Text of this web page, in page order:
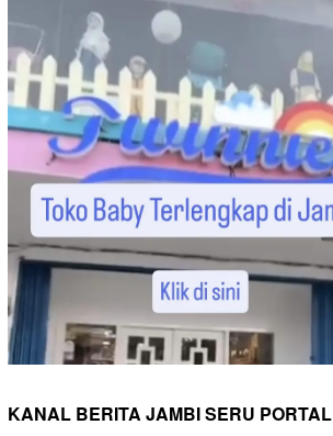
KANAL BERITA JAMBI SERU PORTAL